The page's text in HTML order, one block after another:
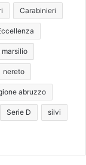
Carabinieri
marsilio
nereto
abruzzo
Serie D silvi